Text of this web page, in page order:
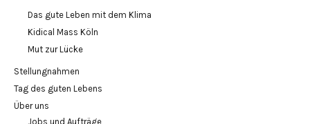
Das gute Leben mit dem Klima
Kidical Mass Köln
Mut zur Lücke
Stellungnahmen
Tag des guten Lebens
Über uns
Jobs und Aufträge